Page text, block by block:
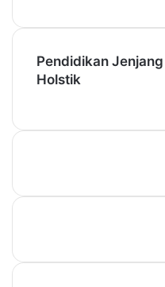
Pendidikan
Holstik